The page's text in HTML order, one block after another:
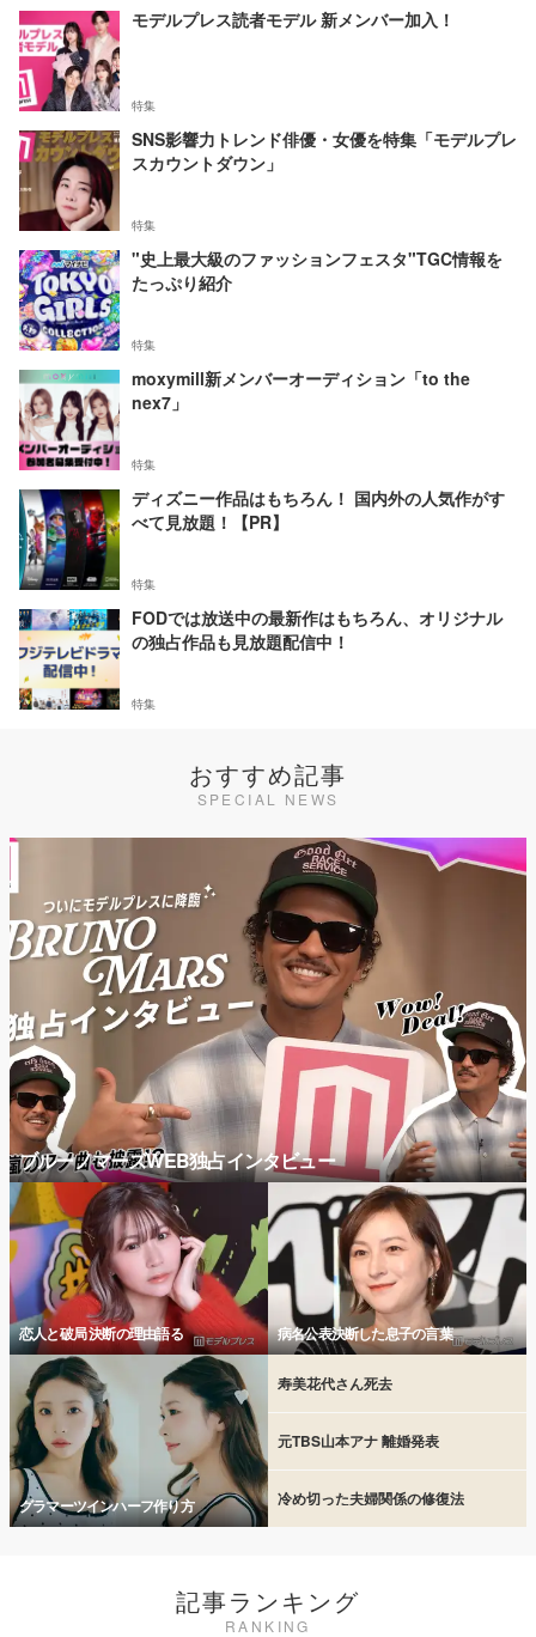
モデルプレス読者モデル 新メンバー加入！
特集
SNS影響力トレンド俳優・女優を特集「モデルプレ
スカウントダウン」
特集
"史上最大級のファッションフェスタ"TGC情報を
たっぷり紹介
特集
moxymill新メンバーオーディション「to the
nex7」
特集
ディズニー作品はもちろん！ 国内外の人気作がす
べて見放題！【PR】
特集
FODでは放送中の最新作はもちろん、オリジナル
の独占作品も見放題配信中！
特集
おすすめ記事
SPECIAL NEWS
ブルーノマーズWEB独占インタビュー
恋人と破局 決断の理由語る 病名公表決断した息子の言葉
グラマーツインハーフ作り方
寿美花代さん死去
元TBS山本アナ 離婚発表
冷め切った夫婦関係の修復法
記事ランキング
RANKING